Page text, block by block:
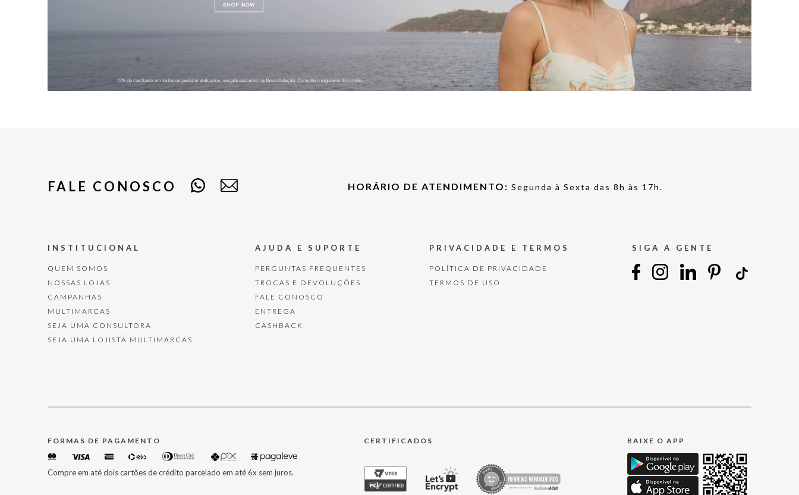
FALE CONOSCO HORÁRIO DE ATENDIMENTO: Segunda à Sexta das 8h às 17h.
INSTITUCIONAL
QUEM SOMOS
NOSSAS LOJAS
CAMPANHAS
MULTIMARCAS
SEJA UMA CONSULTORA
SEJA UMA LOJISTA MULTIMARCAS
AJUDA E SUPORTE
PERGUNTAS FREQUENTES
TROCAS E DEVOLUÇÕES
FALE CONOSCO
ENTREGA
CASHBACK
PRIVACIDADE E TERMOS
POLÍTICA DE PRIVACIDADE
TERMOS DE USO
SIGA A GENTE
FORMAS DE PAGAMENTO
Compre em até dois cartões de crédito parcelado em até 6x sem juros.
CERTIFICADOS BAIXE O APP